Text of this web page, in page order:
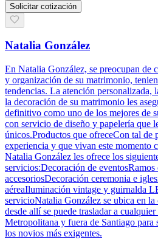
Solicitar cotización
Natalia González
En Natalia González, se preocupan de
y organización de su matrimonio,
tendencias. La atención personalizada,
la decoración de su matrimonio les
definitivo como uno de los mejores de
con servicio de diseño y papelería que
únicos.Productos que ofreceCon tal de
experiencia y que vivan este momento
Natalia González les ofrece los
servicios:Decoración de
accesoriosDecoración ceremonia e
aéreaIluminación vintage y guirnalda
servicioNatalia González se ubica en
desde allí se puede trasladar a
Metropolitana y fuera de Santiago para
los novios más exigentes.